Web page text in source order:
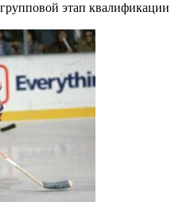
этап квалификации